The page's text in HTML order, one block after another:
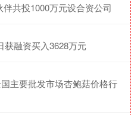
共投1000万元设合资公司
获融资买入3628万元
主要批发市场杏鲍菇价格行